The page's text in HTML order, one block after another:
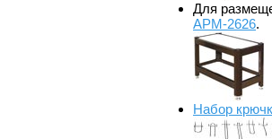
Для
АРМ-2626.
Набор